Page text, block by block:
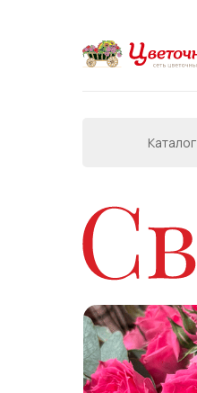
Каталог